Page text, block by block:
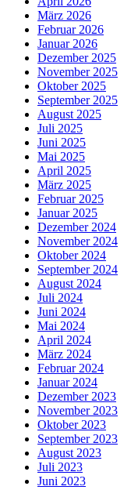
März 2026
Februar 2026
Januar 2026
Dezember 2025
November 2025
Oktober 2025
September 2025
August 2025
Juli 2025
Juni 2025
Mai 2025
April 2025
März 2025
Februar 2025
Januar 2025
Dezember 2024
November 2024
Oktober 2024
September 2024
August 2024
Juli 2024
Juni 2024
Mai 2024
April 2024
März 2024
Februar 2024
Januar 2024
Dezember 2023
November 2023
Oktober 2023
September 2023
August 2023
Juli 2023
Juni 2023